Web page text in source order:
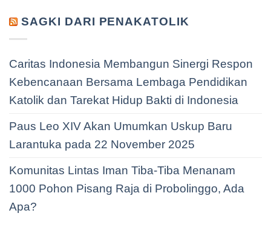
SAGKI DARI PENAKATOLIK
Caritas Indonesia Membangun Sinergi Respon
Kebencanaan Bersama Lembaga Pendidikan
Katolik dan Tarekat Hidup Bakti di Indonesia
Paus Leo XIV Akan Umumkan Uskup Baru
Larantuka pada 22 November 2025
Komunitas Lintas Iman Tiba-Tiba Menanam
1000 Pohon Pisang Raja di Probolinggo, Ada
Apa?